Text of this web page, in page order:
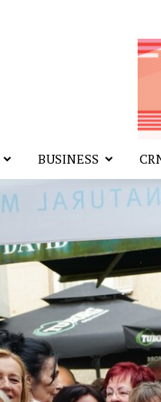
BUSINESS